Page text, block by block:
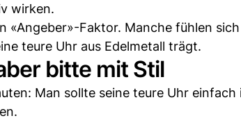
wirken.
«Angeber»-Faktor. Manche fühlen
teure Uhr aus Edelmetall trägt.
bitte mit Stil
Man sollte seine teure Uhr